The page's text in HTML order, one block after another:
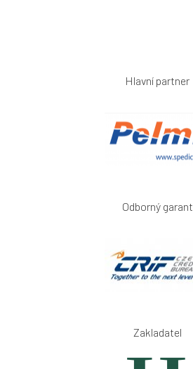
Hlavní partner
Odborný garant
Zakladatel